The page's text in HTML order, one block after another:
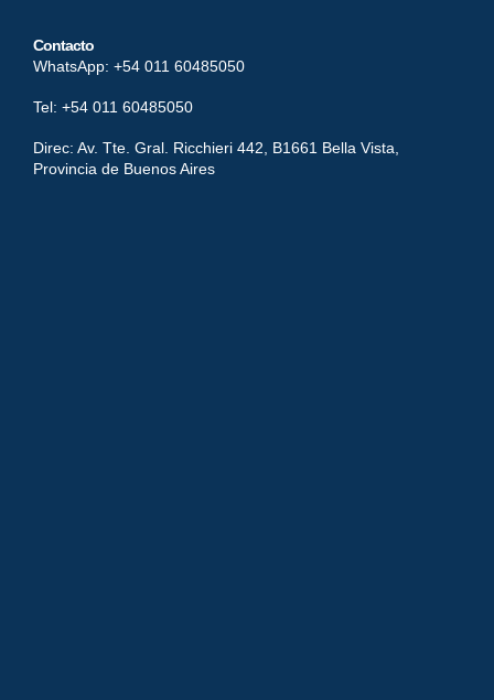
Contacto
WhatsApp: +54 011 60485050
Tel: +54 011 60485050
Direc: Av. Tte. Gral. Ricchieri 442, B1661 Bella Vista,
Provincia de Buenos Aires